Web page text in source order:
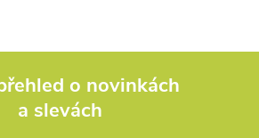
o novinkách
a slevách